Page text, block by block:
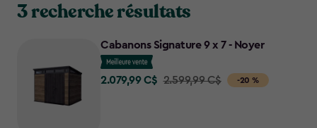
3 recherche résultats
Cabanons Signature 9 x 7 - Noyer
-20 %
Price
2.079,99 C$ 2.599,99 C$